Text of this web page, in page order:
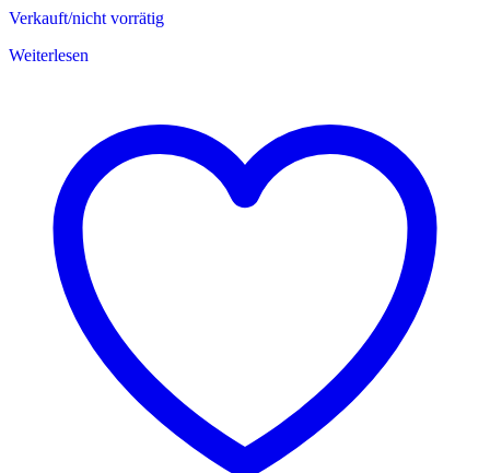
Verkauft/nicht vorrätig
Weiterlesen